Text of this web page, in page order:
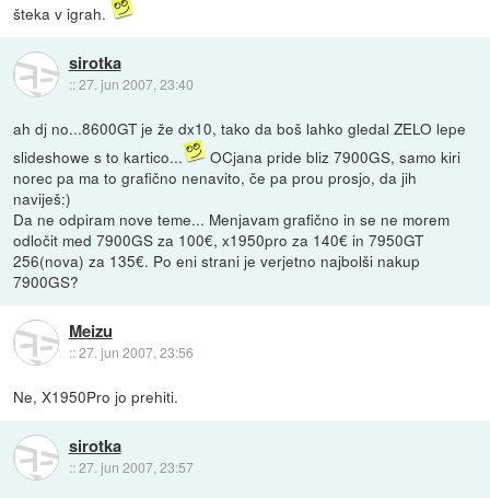
šteka v igrah.
sirotka
::27. jun 2007, 23:40
ah dj no...8600GT je že dx10, tako da boš lahko gledal ZELO lepe
slideshowe s to kartico...
OCjana pride bliz 7900GS, samo kiri
norec pa ma to grafično nenavito, če pa prou prosjo, da jih
naviješ:)
Da ne odpiram nove teme... Menjavam grafično in se ne morem
odločit med 7900GS za 100€, x1950pro za 140€ in 7950GT
256(nova) za 135€. Po eni strani je verjetno najbolši nakup
7900GS?
Meizu
::27. jun 2007, 23:56
Ne, X1950Pro jo prehiti.
sirotka
::27. jun 2007, 23:57